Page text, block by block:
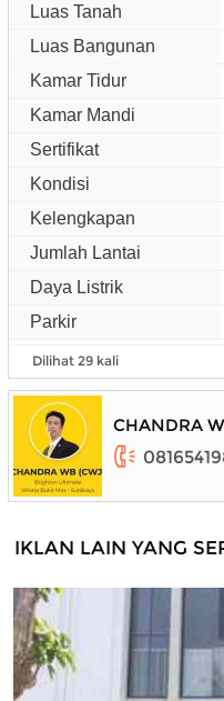
Luas Tanah
Luas Bangunan
Kamar Tidur
Kamar Mandi
Sertifikat
Kondisi
Kelengkapan
Jumlah Lantai
Daya Listrik
Parkir
Dilihat 29 kali
CHANDRA
IKLAN LAIN YANG